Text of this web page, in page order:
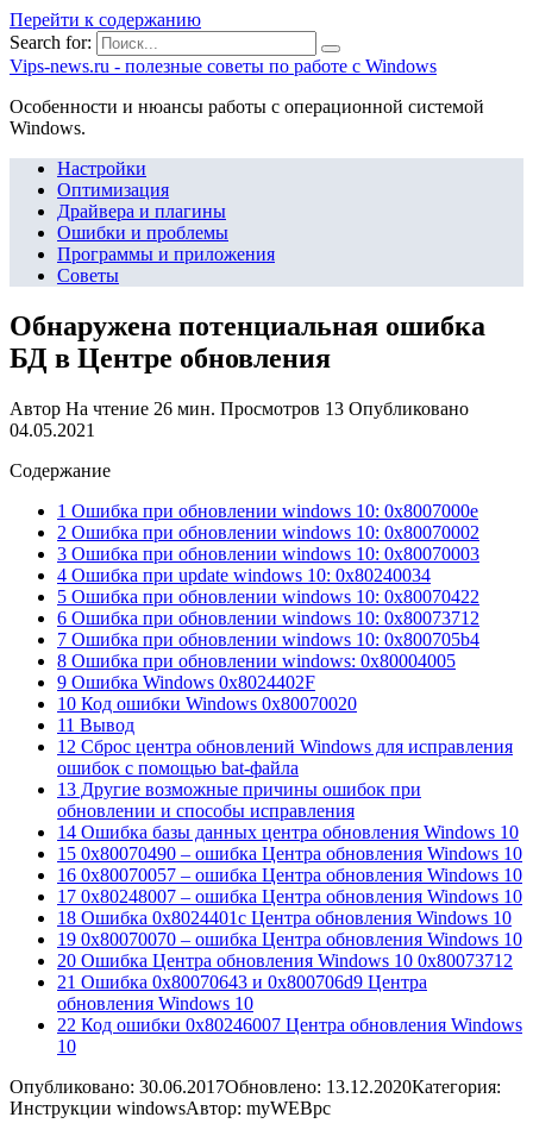
Перейти к содержанию
Search for:
Vips-news.ru - полезные советы по работе с Windows
Особенности и нюансы работы с операционной системой
Windows.
Настройки
Оптимизация
Драйвера и плагины
Ошибки и проблемы
Программы и приложения
Советы
Обнаружена потенциальная ошибка
БД в Центре обновления
Автор На чтение 26 мин. Просмотров 13 Опубликовано
04.05.2021
Содержание
1 Ошибка при обновлении windows 10: 0x8007000e
2 Ошибка при обновлении windows 10: 0x80070002
3 Ошибка при обновлении windows 10: 0x80070003
4 Ошибка при update windows 10: 0x80240034
5 Ошибка при обновлении windows 10: 0x80070422
6 Ошибка при обновлении windows 10: 0x80073712
7 Ошибка при обновлении windows 10: 0x800705b4
8 Ошибка при обновлении windows: 0x80004005
9 Ошибка Windows 0x8024402F
10 Код ошибки Windows 0x80070020
11 Вывод
12 Сброс центра обновлений Windows для исправления
ошибок с помощью bat-файла
13 Другие возможные причины ошибок при
обновлении и способы исправления
14 Ошибка базы данных центра обновления Windows 10
15 0x80070490 – ошибка Центра обновления Windows 10
16 0x80070057 – ошибка Центра обновления Windows 10
17 0x80248007 – ошибка Центра обновления Windows 10
18 Ошибка 0x8024401с Центра обновления Windows 10
19 0x80070070 – ошибка Центра обновления Windows 10
20 Ошибка Центра обновления Windows 10 0x80073712
21 Ошибка 0x80070643 и 0x800706d9 Центра
обновления Windows 10
22 Код ошибки 0x80246007 Центра обновления Windows
10
Опубликовано: 30.06.2017Обновлено: 13.12.2020Категория:
Инструкции windowsАвтор: myWEBpc